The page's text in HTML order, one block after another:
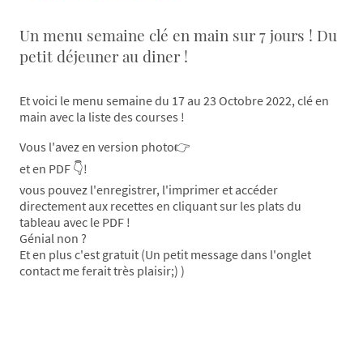
Un menu semaine clé en main sur 7 jours ! Du
petit déjeuner au diner !
Et voici le menu semaine du 17 au 23 Octobre 2022, clé en
main avec la liste des courses !
Vous l'avez en version photo👉
et en PDF 👇!
vous pouvez l'enregistrer, l'imprimer et accéder
directement aux recettes en cliquant sur les plats du
tableau avec le PDF !
Génial non ?
Et en plus c'est gratuit (Un petit message dans l'onglet
contact me ferait très plaisir;) )